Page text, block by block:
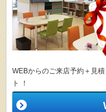
WEBからのご来店予約＋見
ト ！